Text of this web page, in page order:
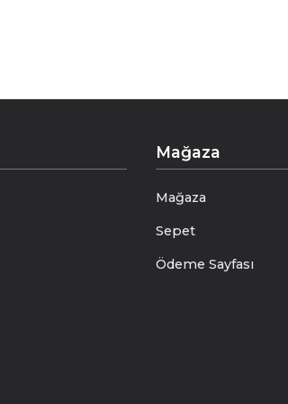
Mağaza
Mağaza
Sepet
Ödeme Sayfası